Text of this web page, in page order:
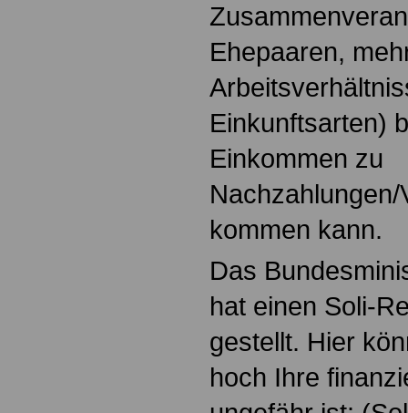
Ehepaaren,
Einkunftsarten)
Einkommen zu
kommen kann.
Das
hat einen Soli-
gestellt. Hier
hoch Ihre